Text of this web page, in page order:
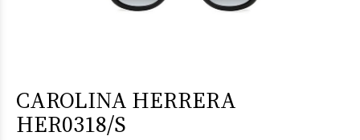
CAROLINA HERRERA
HER0318/S